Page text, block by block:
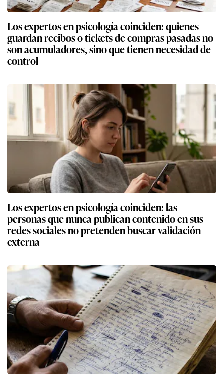
Los expertos en psicología coinciden: quienes
guardan recibos o tickets de compras pasadas no
son acumuladores, sino que tienen necesidad de
control
Los expertos en psicología coinciden: las
personas que nunca publican contenido en sus
redes sociales no pretenden buscar validación
externa